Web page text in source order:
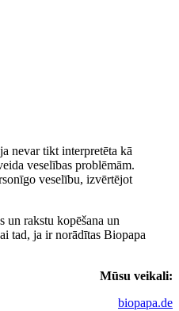
nevar tikt interpretēta kā
veselības problēmām.
veselību, izvērtējot
un rakstu kopēšana un
tad, ja ir norādītas Biopapa
Mūsu veikali:
biopapa.de